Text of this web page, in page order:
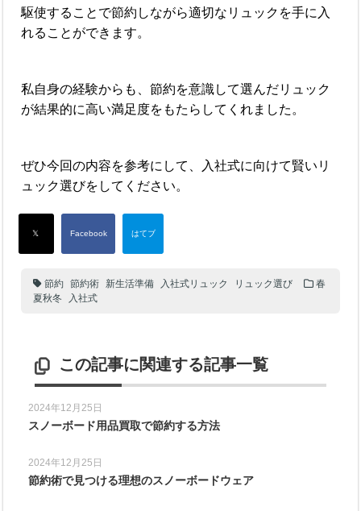
駆使することで節約しながら適切なリュックを手に入
れることができます。
私自身の経験からも、節約を意識して選んだリュック
が結果的に高い満足度をもたらしてくれました。
ぜひ今回の内容を参考にして、入社式に向けて賢いリ
ュック選びをしてください。
節約 節約術 新生活準備 入社式リュック リュック選び
春
夏秋冬
入社式
この記事に関連する記事一覧
2024年12月25日
スノーボード用品買取で節約する方法
2024年12月25日
節約術で見つける理想のスノーボードウェア